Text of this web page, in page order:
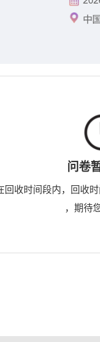
问卷
回收时间段内，回收
，期待